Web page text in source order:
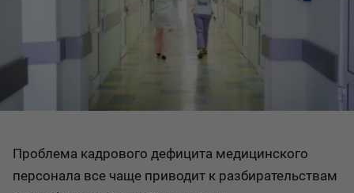
Проблема кадрового дефицита медицинского
персонала все чаще приводит к разбирательствам